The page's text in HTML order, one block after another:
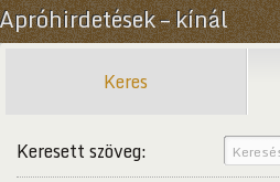
Apróhirdetések – kínál
Keres
Keresett szöveg: